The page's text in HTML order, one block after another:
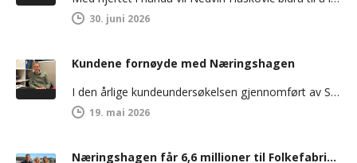
30. juni 2026
Kundene fornøyde med Næringshagen
I den årlige kundeundersøkelsen gjennomført av SIVA/Innovasjon Norge scorer Lindesnesregionen Næringshage godt over landsgjennomsnittet på tilfredshet. 100 prosent av bedriftene…
19. mai 2026
Næringshagen får 6,6 millioner til Folkefabrikken